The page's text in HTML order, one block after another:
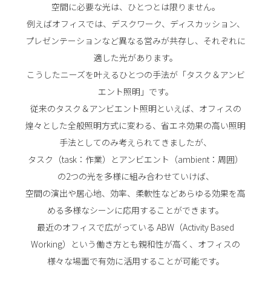
空間に必要な光は、ひとつとは限りません。
例えばオフィスでは、デスクワーク、ディスカッション、
プレゼンテーションなど異なる営みが共存し、それぞれに
適した光があります。
こうしたニーズを叶えるひとつの手法が「タスク＆アンビ
エント照明」です。
従来のタスク＆アンビエント照明といえば、オフィスの
煌々とした全般照明方式に変わる、省エネ効果の高い照明
手法としてのみ考えられてきましたが、
タスク（task：作業）とアンビエント（ambient：周囲）
の2つの光を多様に組み合わせていけば、
空間の演出や居心地、効率、柔軟性などあらゆる効果を高
める多様なシーンに応用することができます。
最近のオフィスで広がっている ABW（Activity Based
Working）という働き方とも親和性が高く、オフィスの
様々な場面で有効に活用することが可能です。